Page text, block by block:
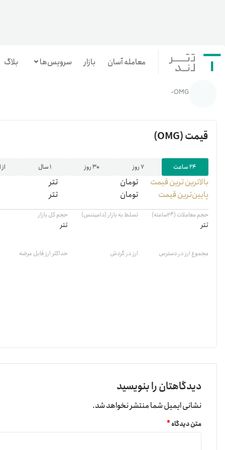
معامله آسان بازار سرویس‌ها
بازار تترلند
سرمایه‌گذاری آسان
بلاگ خانه رمزارزها/
OMG
OMG-
قیمت(OMG)
۲۴ ساعت ۷ روز ۳۰ روز ۱ سال
بالاترین ‌ترین قیمت تومان
تتر
پایین‌ترین قیمت
تومان تتر
حجم معاملات (۲۴ساعته)
تتر
تسلط به بازار (دامیننس) حجم کل بازار
تتر
مجموع ارز در دسترس ارز در گردش حداکثر ارز قابل عرضه
دیدگاهتان را بنویسید
نشانی ایمیل شما منتشر نخواهد شد.
متن دیدگاه*